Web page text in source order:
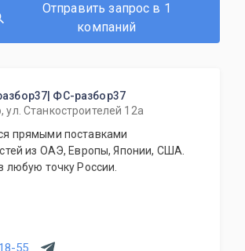
Отправить запрос в 1
компаний
ФС-разбор37
ул. Станкостроителей 12а
прямыми поставками
из ОАЭ, Европы, Японии, США.
любую точку России.
55